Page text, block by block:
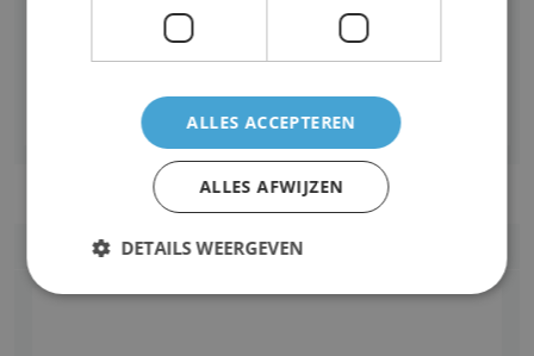
Heeft u al een account? Dan kunt u
Inloggen
account aan
Partners van AccountancyWorld
ALLES ACCEPTEREN
ALLES AFWIJZEN
DETAILS WEERGEVEN